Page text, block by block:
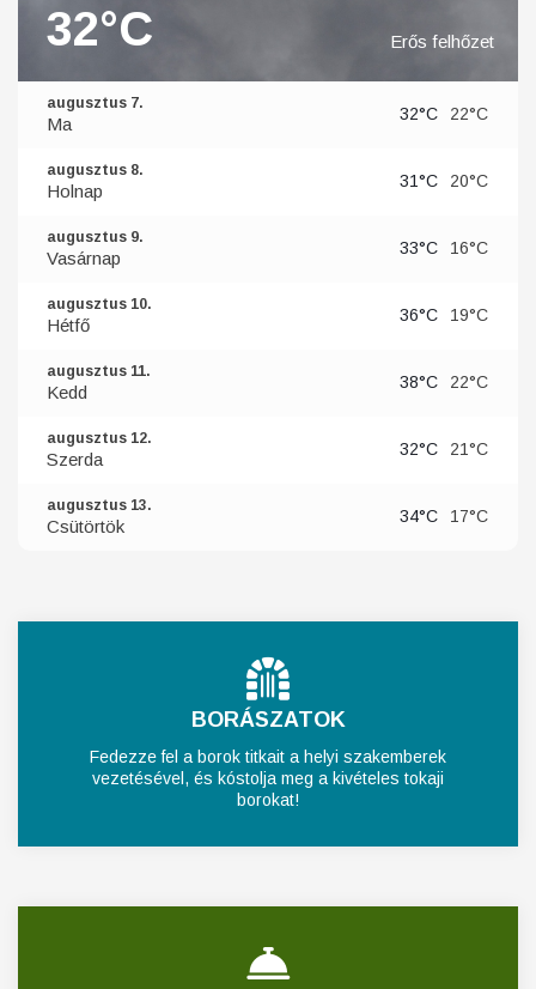
32°C Erős felhőzet
augusztus 7.
Ma 32°C 22°C
augusztus 8.
Holnap 31°C 20°C
augusztus 9.
Vasárnap 33°C 16°C
augusztus 10.
Hétfő 36°C 19°C
augusztus 11.
Kedd 38°C 22°C
augusztus 12.
Szerda 32°C 21°C
augusztus 13.
Csütörtök 34°C 17°C
BORÁSZATOK
Fedezze fel a borok titkait a helyi szakemberek
vezetésével, és kóstolja meg a kivételes tokaji
borokat!